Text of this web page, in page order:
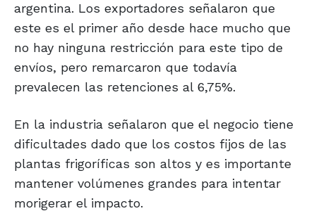
argentina. Los exportadores señalaron que
este es el primer año desde hace mucho que
no hay ninguna restricción para este tipo de
envíos, pero remarcaron que todavía
prevalecen las retenciones al 6,75%.
En la industria señalaron que el negocio tiene
dificultades dado que los costos fijos de las
plantas frigoríficas son altos y es importante
mantener volúmenes grandes para intentar
morigerar el impacto.